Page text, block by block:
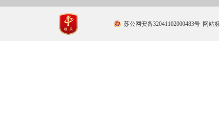
苏公网安备32041102000483号 网站